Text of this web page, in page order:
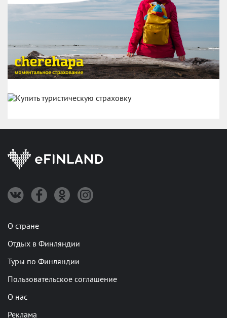
О стране
Отдых в Финляндии
Туры по Финляндии
Пользовательское соглашение
О нас
Реклама